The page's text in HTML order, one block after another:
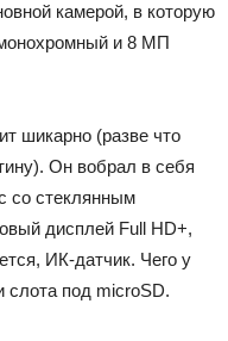
камерой, в которую
и 8 МП
шикарно (разве что
Он вобрал в себя
со стеклянным
дисплей Full HD+,
ИК-датчик. Чего у
слота под microSD.